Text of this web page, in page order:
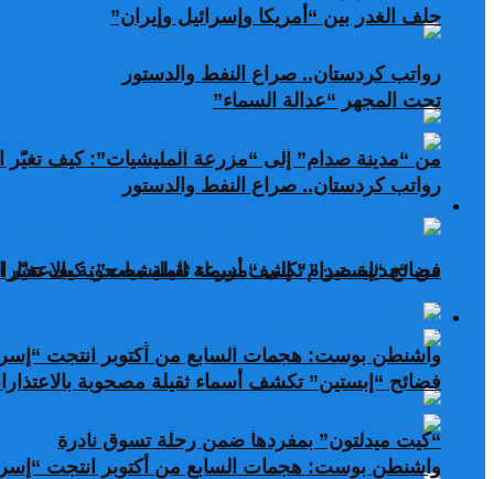
رواتب كردستان.. صراع النفط والدستور
من “مدينة صدام” إلى “مزرعة المليشيات”: كيف تغيّر
صحافة عربية ودولية
فضائح “إبستين” تكشف أسماء ثقيلة مصحوبة
واشنطن بوست: هجمات السابع من أكتوبر انتجت
“كيت ميدلتون” بمفردها ضمن رحلة تسوق نادرة
حلف الغدر بين “أمريكا وإسرائيل وإيران”
تحت المجهر “عدالة السماء”
رواتب كردستان.. صراع النفط والدستور
من “مدينة صدام” إلى “مزرعة المليشيات”: كيف تغيّر
صحافة عربية ودولية
فضائح “إبستين” تكشف أسماء ثقيلة مصحوبة
واشنطن بوست: هجمات السابع من أكتوبر انتجت